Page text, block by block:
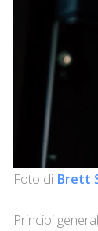
Foto di Brett
Principi